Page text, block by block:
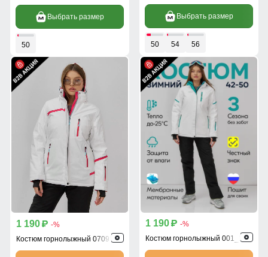
Выбрать размер
50
Выбрать размер
50 54 56
1 190 p -%
Костюм горнолыжный 07091Bl
1 190 p -%
Костюм горнолыжный 001_1Bl